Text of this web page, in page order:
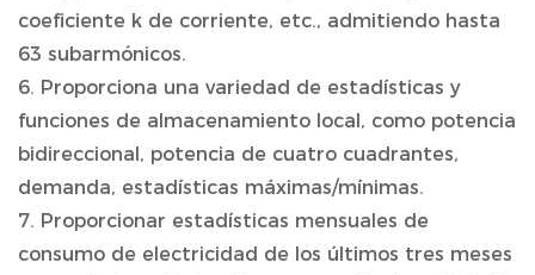
coeficiente k de corriente, etc., admitiendo hasta
63 subarmónicos.
6. Proporciona una variedad de estadísticas y
funciones de almacenamiento local, como potencia
bidireccional, potencia de cuatro cuadrantes,
demanda, estadísticas máximas/mínimas.
7. Proporcionar estadísticas mensuales de
consumo de electricidad de los últimos tres meses